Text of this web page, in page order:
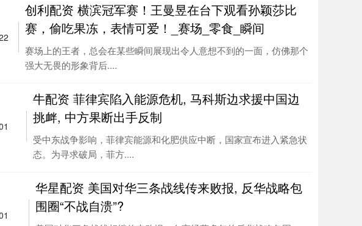
创利配资 横滨冠军赛！王曼昱在台下观看孙颖莎比
赛，偷吃果冻，表情可爱！_赛场_零食_瞬间
赛场上的王者，总会在某些瞬间展现出令人意想不到的一面，仿佛那个
强大无畏的形象背后....
牛配资 菲律宾陷入能源危机, 马科斯边求援中国边
挑衅, 中方果断出手反制
受中东战争影响，菲律宾能源和化肥供应中断，国家宣布进入紧急状
态。为寻求破局，菲方....
华星配资 美国对华三条战线传来败报, 反华战略包
围圈“不战自溃”?